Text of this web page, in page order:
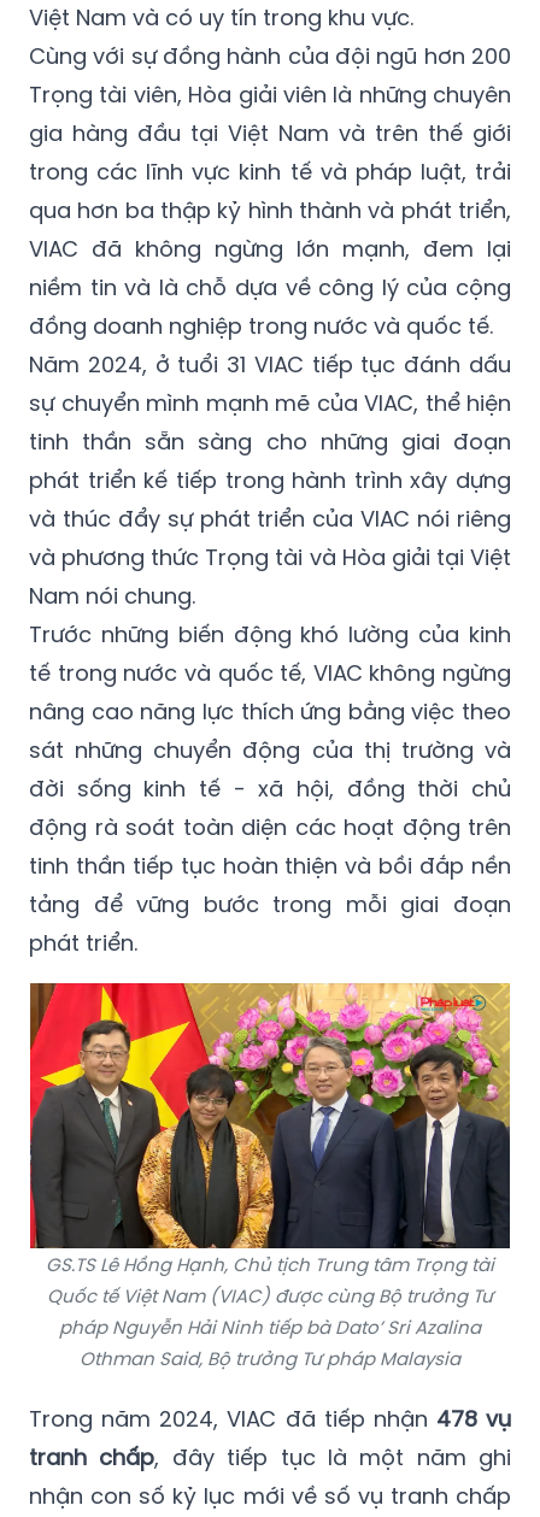
Việt Nam và có uy tín trong khu vực.
Cùng với sự đồng hành của đội ngũ hơn 200
Trọng tài viên, Hòa giải viên là những chuyên
gia hàng đầu tại Việt Nam và trên thế giới
trong các lĩnh vực kinh tế và pháp luật, trải
qua hơn ba thập kỷ hình thành và phát triển,
VIAC đã không ngừng lớn mạnh, đem lại
niềm tin và là chỗ dựa về công lý của cộng
đồng doanh nghiệp trong nước và quốc tế.
Năm 2024, ở tuổi 31 VIAC tiếp tục đánh dấu
sự chuyển mình mạnh mẽ của VIAC, thể hiện
tinh thần sẵn sàng cho những giai đoạn
phát triển kế tiếp trong hành trình xây dựng
và thúc đẩy sự phát triển của VIAC nói riêng
và phương thức Trọng tài và Hòa giải tại Việt
Nam nói chung.
Trước những biến động khó lường của kinh
tế trong nước và quốc tế, VIAC không ngừng
nâng cao năng lực thích ứng bằng việc theo
sát những chuyển động của thị trường và
đời sống kinh tế - xã hội, đồng thời chủ
động rà soát toàn diện các hoạt động trên
tinh thần tiếp tục hoàn thiện và bồi đắp nền
tảng để vững bước trong mỗi giai đoạn
phát triển.
GS.TS Lê Hồng Hạnh, Chủ tịch Trung tâm Trọng tài
Quốc tế Việt Nam (VIAC) được cùng Bộ trưởng Tư
pháp Nguyễn Hải Ninh tiếp bà Dato’ Sri Azalina
Othman Said, Bộ trưởng Tư pháp Malaysia
Trong năm 2024, VIAC đã tiếp nhận 478 vụ
tranh chấp, đây tiếp tục là một năm ghi
nhận con số kỷ lục mới về số vụ tranh chấp